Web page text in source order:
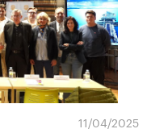
11/04/2025